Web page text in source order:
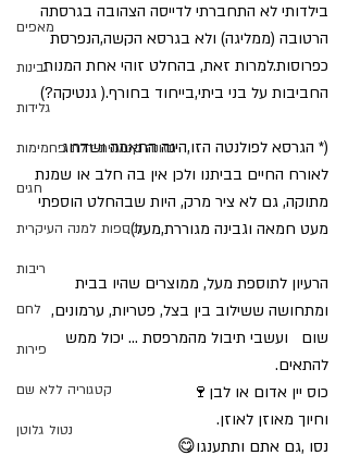
מאפים
גבינות
גלידות
תזונה קטוגנית-דלת פחמימות
חגים
תוספות למנה העיקרית
ריבות
לחם
פירות
קטגוריה ללא שם
נטול גלוטן
בילדותי לא התחברתי לדייסה הצהובה בגרסתה
הרטובה (ממליגה) ולא בגרסא הקשה,הנפרסת
כפרוסות.למרות זאת, בהחלט זוהי אחת המנות
החביבות על בני ביתי,בייחוד בחורף.( גנטיקה?)
(* הגרסא לפולנטה הזו,הינה התאמה ושדרוג
לאורח החיים בביתנו ולכן אין בה חלב או שמנת
מתוקה, גם לא ציר מרק, היות שבהחלט הוספתי
מעט חמאה וגבינה מגוררת,מעל).
הרעיון לתוספת מעל, ממוצרים שהיו בבית
ומתחושה ששילוב בין בצל, פטריות, ערמונים,
שום   ועשבי תיבול מהמרפסת … יכול ממש
להתאים.
כוס יין אדום או לבן🍷
וחיוך מאוזן לאוזן.
נסו ,גם אתם ותתענגו😋